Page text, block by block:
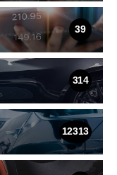
39
314
12313